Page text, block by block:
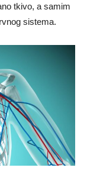
tkivo, a samim
sistema.